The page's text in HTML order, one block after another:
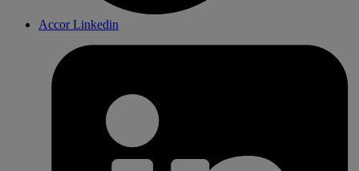
Accor Linkedin